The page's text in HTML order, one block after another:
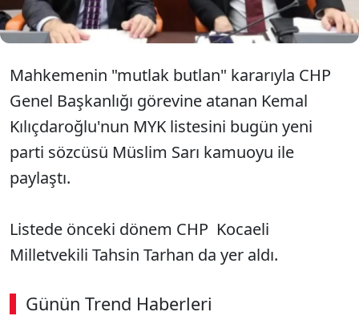
Mahkemenin "mutlak butlan" kararıyla CHP
Genel Başkanlığı görevine atanan Kemal
Kılıçdaroğlu'nun MYK listesini bugün yeni
parti sözcüsü Müslim Sarı kamuoyu ile
paylaştı.
Listede önceki dönem CHP Kocaeli
Milletvekili Tahsin Tarhan da yer aldı.
Günün Trend Haberleri